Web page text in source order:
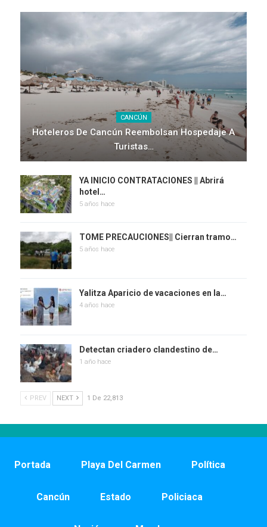
CANCÚN
Hoteleros De Cancún Reembolsan Hospedaje A
Turistas…
YA INICIO CONTRATACIONES || Abrirá
hotel…
5 años hace
TOME PRECAUCIONES|| Cierran tramo…
5 años hace
Yalitza Aparicio de vacaciones en la…
4 años hace
Detectan criadero clandestino de…
1 año hace
PREV NEXT 1 De 22,813
Portada Playa Del Carmen Política
Cancún Estado Policiaca